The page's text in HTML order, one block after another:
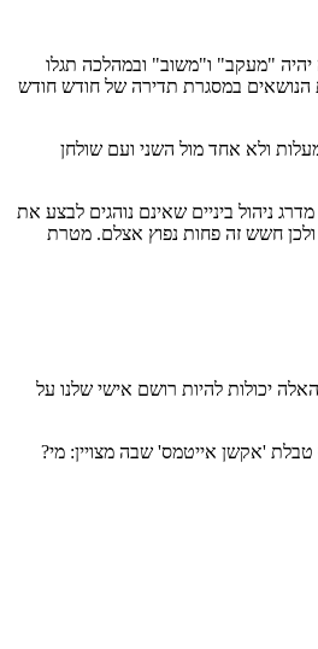
תתכווננו לשיחה שבה יהיה "מעקב" ו"משוב" ובמהלכה תגלו
במסגרת תדירה של חודש חודש
גם למקום ולאווירה שיוצרים. כאשר המטרה היא שיחה כנה, פתוחה, מאפשרת צריך לייצר סביבה ואווירה כזאת. נעדיף לשבת אחד לצד השני או ב-90 מעלות ולא אחד מול השני ועם שולחן
ניהול ביניים שאינם נוהגים לבצע את
ולכן חשש זה פחות נפוץ אצלם. מטרת
יכולות להיות רושם אישי שלנו על
'אקשן אייטמס' שבה מצויין: מי?